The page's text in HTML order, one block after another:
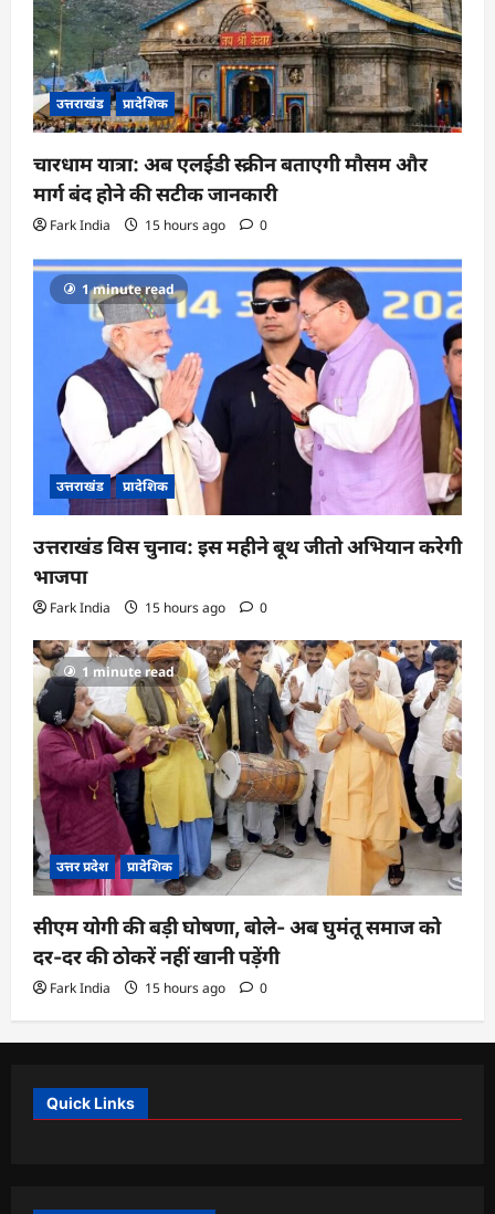
उत्तराखंड प्रादेशिक
चारधाम यात्रा: अब एलईडी स्क्रीन बताएगी मौसम और
मार्ग बंद होने की सटीक जानकारी
Fark India 15 hours ago 0
1 minute read
उत्तराखंड प्रादेशिक
उत्तराखंड विस चुनाव: इस महीने बूथ जीतो अभियान करेगी
भाजपा
Fark India 15 hours ago 0
1 minute read
उत्तर प्रदेश प्रादेशिक
सीएम योगी की बड़ी घोषणा, बोले- अब घुमंतू समाज को
दर-दर की ठोकरें नहीं खानी पड़ेंगी
Fark India 15 hours ago 0
Quick Links